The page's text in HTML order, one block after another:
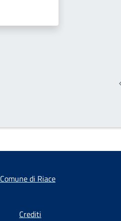
Comune di Riace
Crediti